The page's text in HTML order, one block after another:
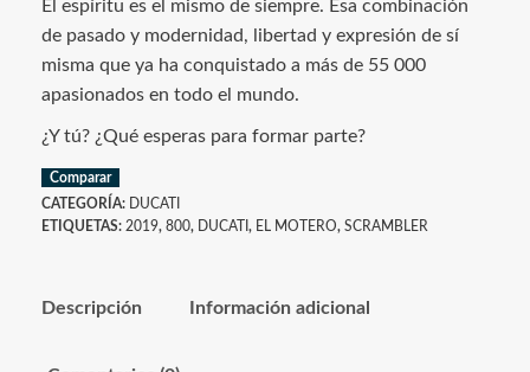
El espíritu es el mismo de siempre. Esa combinación
de pasado y modernidad, libertad y expresión de sí
misma que ya ha conquistado a más de 55 000
apasionados en todo el mundo.
¿Y tú? ¿Qué esperas para formar parte?
Comparar
CATEGORÍA:
DUCATI
ETIQUETAS: 2019, 800, DUCATI , EL MOTERO, SCRAMBLER
Descripción Información adicional